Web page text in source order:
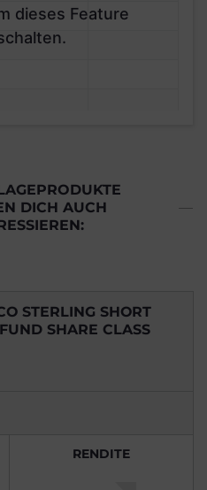
dieses Feature
DICH AUCH
STERLING SHORT
SHARE CLASS
RENDITE